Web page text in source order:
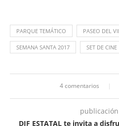
PARQUE TEMÁTICO PASEO DEL
SEMANA SANTA 2017 SET DE CINE
4 comentarios
DIF ESTATAL te invita a